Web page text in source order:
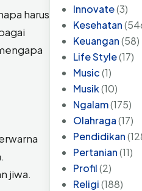
harus
jiwa.
Innovate(3)
Kesehatan
Keuangan(58)
Life Style(17)
Music(1)
Musik(10)
Ngalam(175)
Olahraga(17)
Pendidikan
Pertanian(11)
Profil(2)
Religi(188)